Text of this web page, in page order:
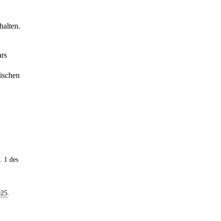
1 des
.